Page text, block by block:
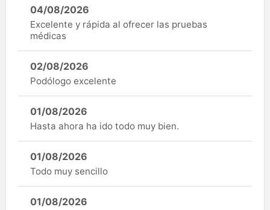
04/08/2026
Excelente y rápida al ofrecer las pruebas
médicas
02/08/2026
Podólogo excelente
01/08/2026
Hasta ahora ha ido todo muy bien.
01/08/2026
Todo muy sencillo
01/08/2026